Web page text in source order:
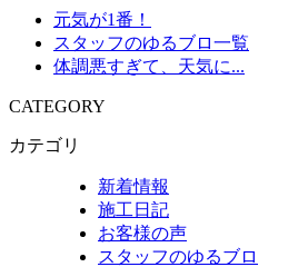
元気が1番！
スタッフのゆるブロ一覧
体調悪すぎて、天気に...
CATEGORY
カテゴリ
新着情報
施工日記
お客様の声
スタッフのゆるブロ